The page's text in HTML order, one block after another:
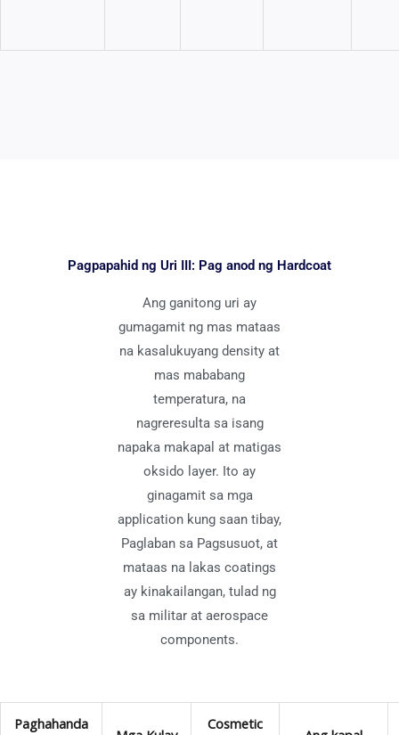
Pagpapahid ng Uri III: Pag anod ng Hardcoat
Ang ganitong uri ay
gumagamit ng mas mataas
na kasalukuyang density at
mas mababang
temperatura, na
nagreresulta sa isang
napaka makapal at matigas
oksido layer. Ito ay
ginagamit sa mga
application kung saan tibay,
Paglaban sa Pagsusuot, at
mataas na lakas coatings
ay kinakailangan, tulad ng
sa militar at aerospace
components.
Paghahanda
Cosmetic